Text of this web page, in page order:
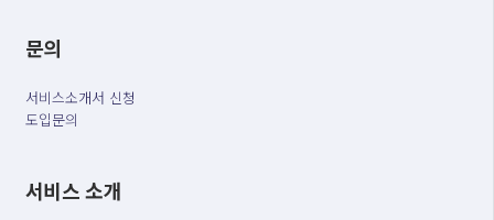
문의
서비스소개서 신청
도입문의
서비스 소개